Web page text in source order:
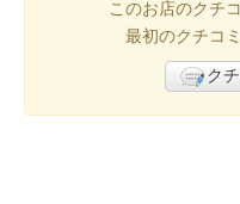
このお店のクチ
最初のクチコ
ク